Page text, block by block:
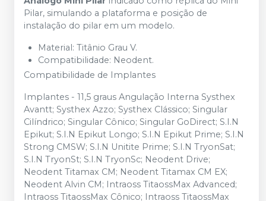
Pilar, simulando a plataforma e posição de
instalação do pilar em um modelo.
Material: Titânio Grau V.
Compatibilidade: Neodent.
Compatibilidade de Implantes
Implantes - 11,5 graus Angulação Interna Systhex
Avantt; Systhex Azzo; Systhex Clássico; Singular
Cilíndrico; Singular Cônico; Singular GoDirect; S.I.N
Epikut; S.I.N Epikut Longo; S.I.N Epikut Prime; S.I.N
Strong CMSW; S.I.N Unitite Prime; S.I.N TryonSat;
S.I.N TryonSt; S.I.N TryonSc; Neodent Drive;
Neodent Titamax CM; Neodent Titamax CM EX;
Neodent Alvin CM; Intraoss TitaossMax Advanced;
Intraoss TitaossMax Cônico; Intraoss TitaossMax